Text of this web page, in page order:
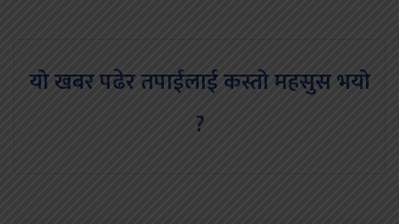
यो खबर पढेर तपाईलाई कस्तो महसुस भयो
?